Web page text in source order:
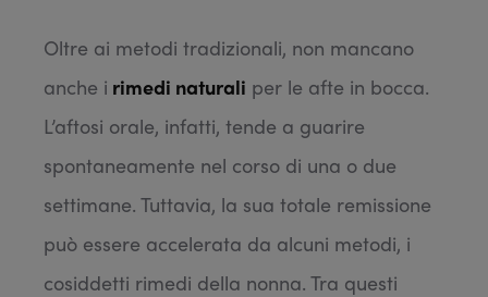
Oltre ai metodi tradizionali, non mancano
anche i rimedi naturali per le afte in bocca.
L’aftosi orale, infatti, tende a guarire
spontaneamente nel corso di una o due
settimane. Tuttavia, la sua totale remissione
può essere accelerata da alcuni metodi, i
cosiddetti rimedi della nonna. Tra questi